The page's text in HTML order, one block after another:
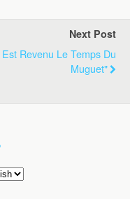
Next Post
Revenu Le Temps Du
Muguet"